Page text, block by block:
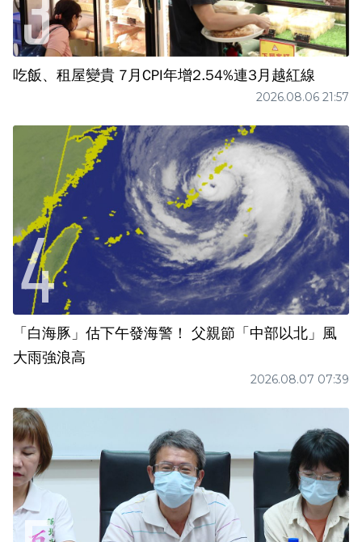
吃飯、租屋變貴 7月CPI年增2.54%連3月越紅線
2026.08.06 21:57
「白海豚」估下午發海警！ 父親節「中部以北」風
大雨強浪高
2026.08.07 07:39